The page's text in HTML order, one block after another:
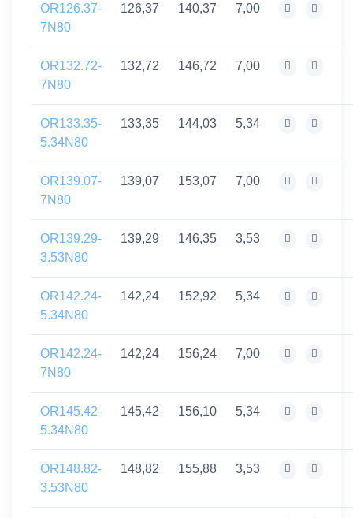
OR126.37-
7N80
126,37 140,37 7,00
OR132.72-
7N80
132,72 146,72 7,00
OR133.35-
5.34N80
133,35 144,03 5,34
OR139.07-
7N80
139,07 153,07 7,00
OR139.29-
3.53N80
139,29 146,35 3,53
OR142.24-
5.34N80
142,24 152,92 5,34
OR142.24-
7N80
142,24 156,24 7,00
OR145.42-
5.34N80
145,42 156,10 5,34
OR148.82-
3.53N80
148,82 155,88 3,53